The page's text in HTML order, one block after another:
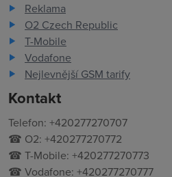
Reklama
O2 Czech Republic
T-Mobile
Vodafone
Nejlevnější GSM tarify
Kontakt
Telefon: +420277270707
☎ O2: +420277270772
☎ T-Mobile: +420277270773
☎ Vodafone: +420277270777